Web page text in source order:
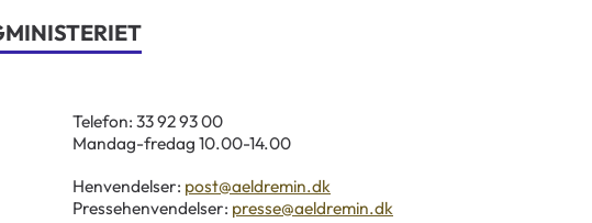
Telefon: 33 92 93 00
Mandag-fredag 10.00-14.00
Henvendelser: post@aeldremin.dk
Pressehenvendelser: presse@aeldremin.dk